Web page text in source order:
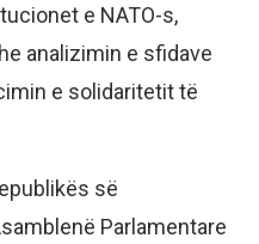
e NATO-s,
analizimin e sfidave
e solidaritetit të
së
Parlamentare